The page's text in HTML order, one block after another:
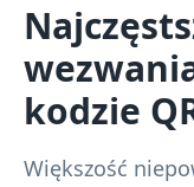
kodzie
Większość